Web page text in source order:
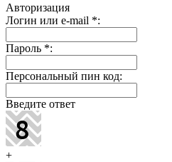
Авторизация
Логин или e-mail *:
Пароль *:
Персональный пин код:
Введите ответ
+